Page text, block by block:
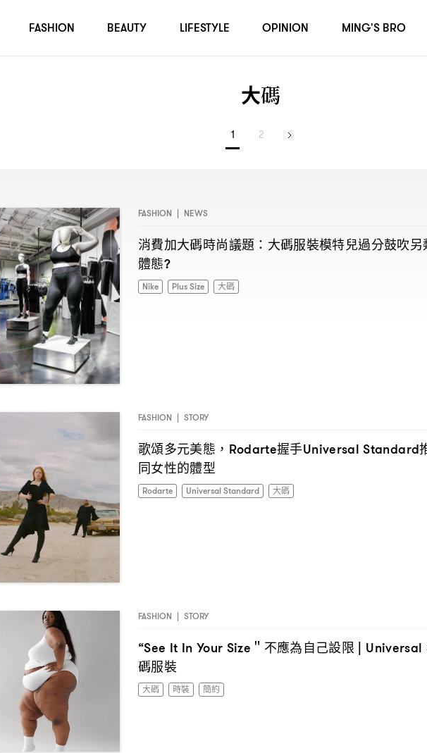
大碼
1 2
FASHION | NEWS
消費加大碼時尚議題 ： 大碼服裝模特兒過分鼓吹另
體態?
Nike Plus Size 大碼
FASHION | STORY
歌頌多元美態 ，Rodarte握手Universal Standard
同女性的體型
Rodarte Universal Standard 大碼
FASHION | STORY
“See It In Your Size＂ 不應為自己設限 |
碼服裝
大碼 時裝 簡約
FASHION BEAUTY LIFESTYLE OPINION MING'S BRO